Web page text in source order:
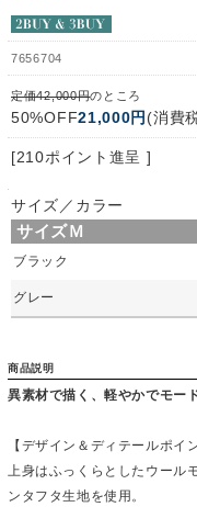
7656704
定価42,000円のところ
50%OFF21,000円 (消費
[210ポイント進呈 ]
サイズ／カラー
サイズＭ
ブラック
グレー
商品説明
異素材で描く、軽やかでモー
【デザイン＆ディテールポイ
上身はふっくらとしたウール
ンタフタ生地を使用。